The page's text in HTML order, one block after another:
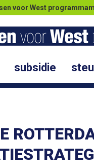
voor West
subsidie